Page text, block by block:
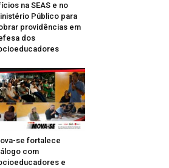
na SEAS e no
Público para
providências em
dos
se fortalece
com
e